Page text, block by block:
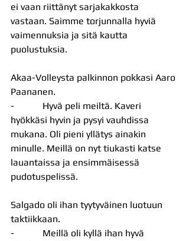
ei vaan riittänyt sarjakakkosta
vastaan. Saimme torjunnalla hyviä
vaimennuksia ja sitä kautta
puolustuksia.
Akaa-Volleysta palkinnon pokkasi Aaro
Paananen.
-            Hyvä peli meiltä. Kaveri
hyökkäsi hyvin ja pysyi vauhdissa
mukana. Oli pieni yllätys ainakin
minulle. Meillä on nyt tiukasti katse
lauantaissa ja ensimmäisessä
pudotuspelissä.
Salgado oli ihan tyytyväinen luotuun
taktiikkaan.
-            Meillä oli kyllä ihan hyvä